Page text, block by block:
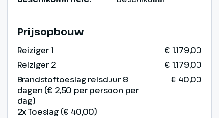
Prijsopbouw
Reiziger 1
€ 1.179,00
Reiziger 2
€ 1.179,00
Brandstoftoeslag reisduur 8
dagen (€ 2,50 per persoon per
dag)
€ 40,00
2x Toeslag (€ 40,00)